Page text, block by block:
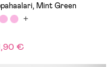
Mint Green
€